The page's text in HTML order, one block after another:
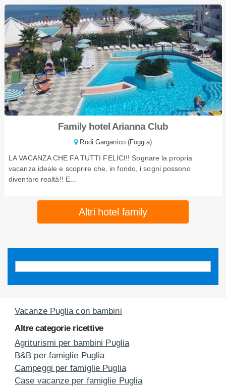
Family hotel Arianna Club
Rodi Garganico (Foggia)
LA VACANZA CHE FA TUTTI FELICI!! Sognare la propria
vacanza ideale e scoprire che, in fondo, i sogni possono
diventare realtà!! E...
Altri hotel family
Vacanze Puglia con bambini
Altre categorie ricettive
Agriturismi per bambini Puglia
B&B per famiglie Puglia
Campeggi per famiglie Puglia
Case vacanze per famiglie Puglia